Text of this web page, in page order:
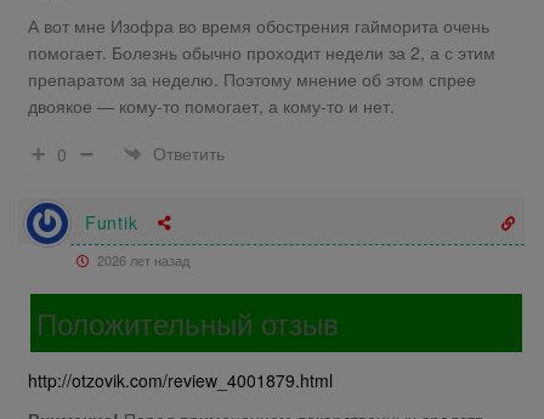
А вот мне Изофра во время обострения гайморита очень
помогает. Болезнь обычно проходит недели за 2, а с этим
препаратом за неделю. Поэтому мнение об этом спрее
двоякое — кому-то помогает, а кому-то и нет.
0
Ответить
Funtik
2026 лет назад
Положительный отзыв
http://otzovik.com/review_4001879.html